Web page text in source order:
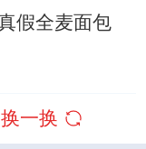
假全麦面包
换一换